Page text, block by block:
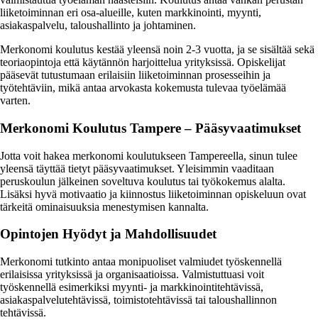
liiketoiminnan eri osa-alueille, kuten markkinointi, myynti,
asiakaspalvelu, taloushallinto ja johtaminen.
Merkonomi koulutus kestää yleensä noin 2-3 vuotta, ja se sisältää sekä
teoriaopintoja että käytännön harjoittelua yrityksissä. Opiskelijat
pääsevät tutustumaan erilaisiin liiketoiminnan prosesseihin ja
työtehtäviin, mikä antaa arvokasta kokemusta tulevaa työelämää
varten.
Merkonomi Koulutus Tampere – Pääsyvaatimukset
Jotta voit hakea merkonomi koulutukseen Tampereella, sinun tulee
yleensä täyttää tietyt pääsyvaatimukset. Yleisimmin vaaditaan
peruskoulun jälkeinen soveltuva koulutus tai työkokemus alalta.
Lisäksi hyvä motivaatio ja kiinnostus liiketoiminnan opiskeluun ovat
tärkeitä ominaisuuksia menestymisen kannalta.
Opintojen Hyödyt ja Mahdollisuudet
Merkonomi tutkinto antaa monipuoliset valmiudet työskennellä
erilaisissa yrityksissä ja organisaatioissa. Valmistuttuasi voit
työskennellä esimerkiksi myynti- ja markkinointitehtävissä,
asiakaspalvelutehtävissä, toimistotehtävissä tai taloushallinnon
tehtävissä.